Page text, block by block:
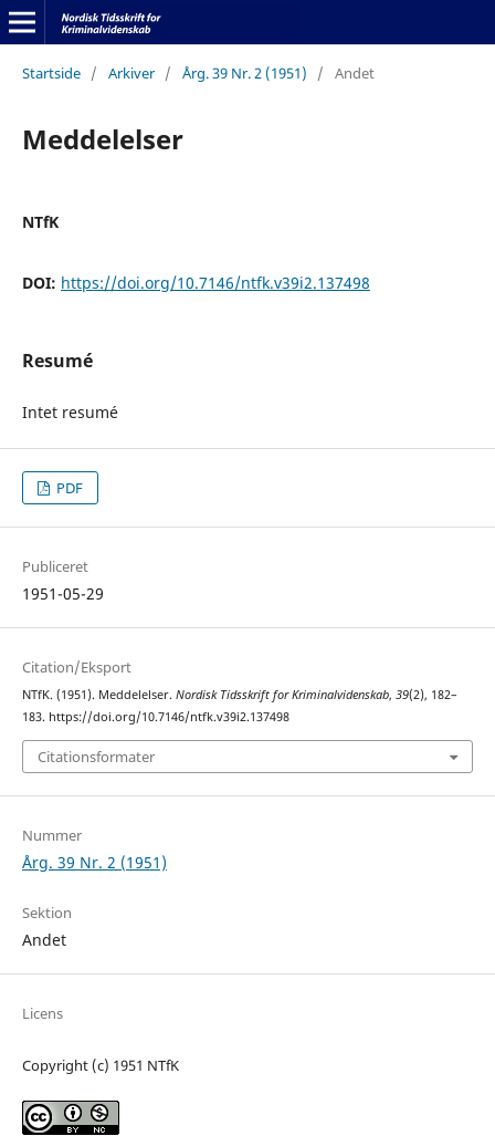
Startside / Arkiver / Årg. 39 Nr. 2 (1951) / Andet
Meddelelser
NTfK
DOI: https://doi.org/10.7146/ntfk.v39i2.137498
Resumé
Intet resumé
PDF
Publiceret
1951-05-29
Citation/Eksport
NTfK. (1951). Meddelelser. Nordisk Tidsskrift for Kriminalvidenskab, 39(2), 182–
183. https://doi.org/10.7146/ntfk.v39i2.137498
Citationsformater
Nummer
Årg. 39 Nr. 2 (1951)
Sektion
Andet
Licens
Copyright (c) 1951 NTfK